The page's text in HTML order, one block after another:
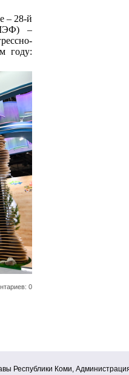
– 28-й
–
году:
0
Республики Коми,